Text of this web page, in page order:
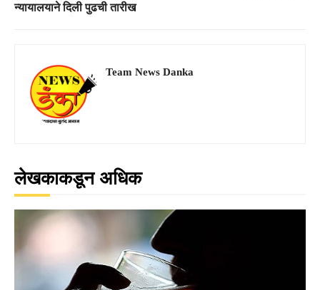
न्यायालयाने दिली पुढची तारीख
Team News Danka
लेखकाकडून अधिक